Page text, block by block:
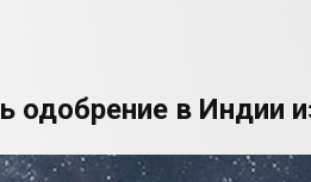
одобрение в Индии